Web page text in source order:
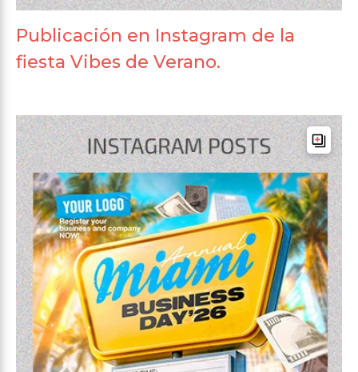
Publicación en Instagram de la
fiesta Vibes de Verano.